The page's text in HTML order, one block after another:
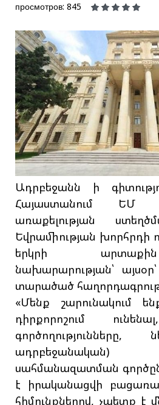
просмотров: 845
Ադրբեջանն ի
Հայաստանում ԵՄ
առաքելության
Եվրամիության խորհրդի
երկրի
նախարարության՝
տարածած
«Մենք շարունակում
դիրքորոշում
գործողությունները,
սահմանազատման
է իրականացվի
հիմունքներով, չպետք է